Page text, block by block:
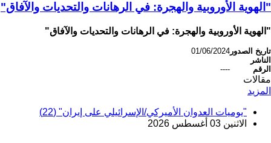
"الهوية الأوروبية والهجرة: في الرهانات والتحديات والآفاق"
"الهوية الأوروبية والهجرة: في الرهانات والتحديات والآفاق"
تاريخ الصدور 01/06/2024
الناشر
الرقم
----
مقالات
المزيد
"يوميات العدوان الأميركي/الإسرائيلي على إيران" (22)
الاثنين 03 أغسطس 2026